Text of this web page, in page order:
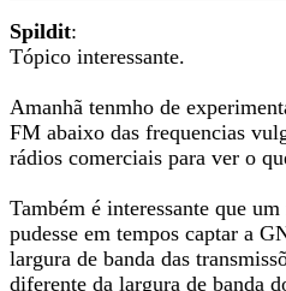
Spildit:
Tópico interessante.
Amanhã tenmho de
FM abaixo das frequencias
rádios comerciais para ver o
Também é interessante que
pudesse em tempos captar a
largura de banda das
diferente da largura de banda